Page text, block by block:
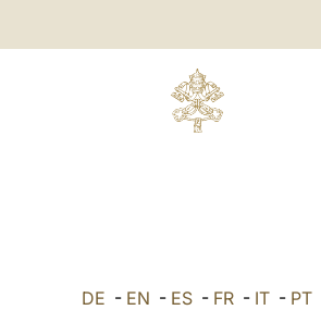
DE - EN - ES - FR - IT - PT